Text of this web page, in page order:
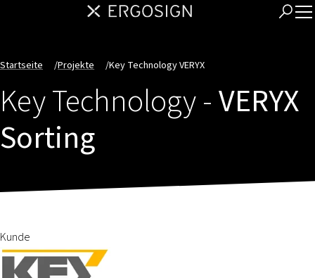
Startseite /Projekte /Key Technology VERYX
Key Technology -VERYX
Sorting
Kunde